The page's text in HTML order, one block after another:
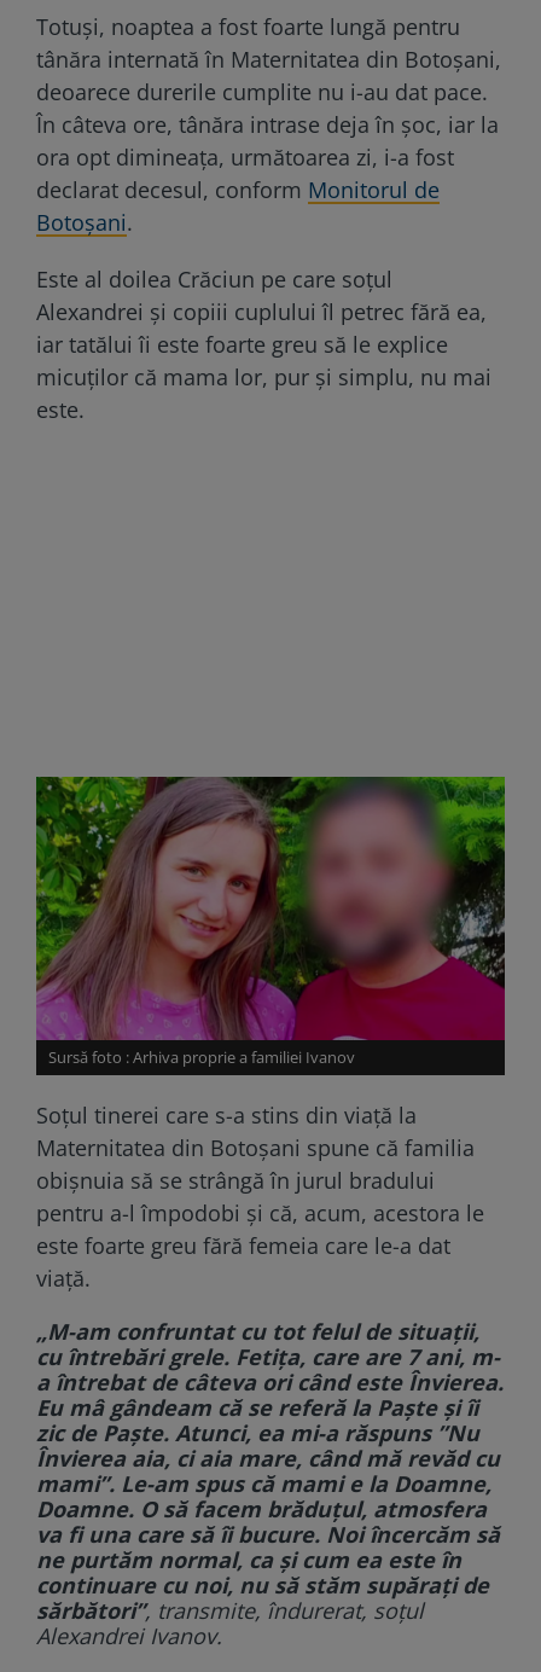
Totuși, noaptea a fost foarte lungă pentru
tânăra internată în Maternitatea din Botoșani,
deoarece durerile cumplite nu i-au dat pace.
În câteva ore, tânăra intrase deja în șoc, iar la
ora opt dimineața, următoarea zi, i-a fost
declarat decesul, conform Monitorul de
Botoșani.
Este al doilea Crăciun pe care soțul
Alexandrei și copiii cuplului îl petrec fără ea,
iar tatălui îi este foarte greu să le explice
micuților că mama lor, pur și simplu, nu mai
este.
Sursă foto : Arhiva proprie a familiei Ivanov
Soțul tinerei care s-a stins din viață la
Maternitatea din Botoșani spune că familia
obișnuia să se strângă în jurul bradului
pentru a-l împodobi și că, acum, acestora le
este foarte greu fără femeia care le-a dat
viață.
„M-am confruntat cu tot felul de situații,
cu întrebări grele. Fetița, care are 7 ani, m-
a întrebat de câteva ori când este Învierea.
Eu mâ gândeam că se referă la Paște și îi
zic de Paște. Atunci, ea mi-a răspuns ”Nu
Învierea aia, ci aia mare, când mă revăd cu
mami”. Le-am spus că mami e la Doamne,
Doamne. O să facem brăduțul, atmosfera
va fi una care să îi bucure. Noi încercăm să
ne purtăm normal, ca și cum ea este în
continuare cu noi, nu să stăm supărați de
sărbători”, transmite, îndurerat, soțul
Alexandrei Ivanov.